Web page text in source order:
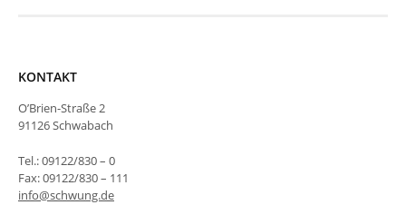
KONTAKT
O’Brien-Straße 2
91126 Schwabach
Tel.: 09122/830 – 0
Fax: 09122/830 – 111
info@schwung.de